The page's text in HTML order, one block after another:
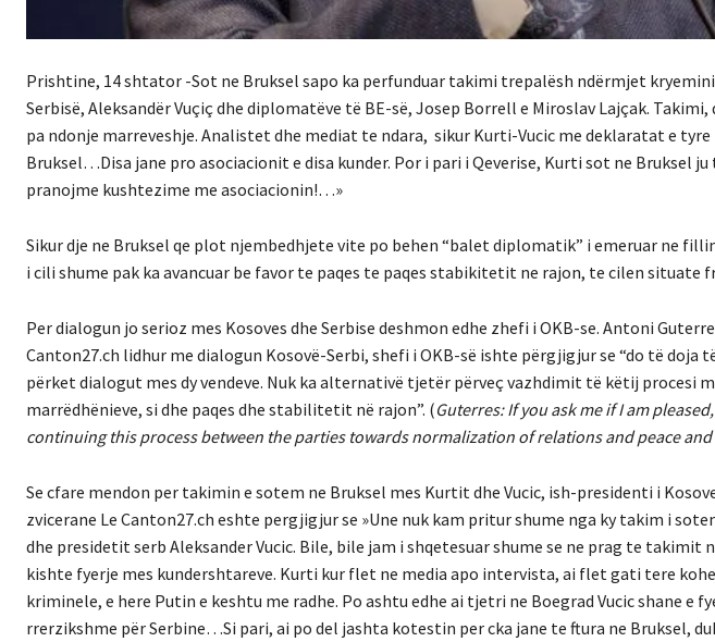
Prishtine, 14 shtator -Sot ne Bruksel sapo ka perfunduar takimi trepalësh ndërmjet
Serbisë, Aleksandër Vuçiç dhe diplomatëve të BE-së, Josep Borrell e Miroslav Lajçak.
pa ndonje marreveshje. Analistet dhe mediat te ndara, sikur Kurti-Vucic me deklaratat e
Bruksel…Disa jane pro asociacionit e disa kunder. Por i pari i Qeverise, Kurti sot ne Bruksel
pranojme kushtezime me asociacionin!…»
Sikur dje ne Bruksel qe plot njembedhjete vite po behen “balet diplomatik” i emeruar ne
i cili shume pak ka avancuar be favor te paqes te paqes stabikitetit ne rajon, te cilen situate
Per dialogun jo serioz mes Kosoves dhe Serbise deshmon edhe zhefi i OKB-se. Antoni
Canton27.ch lidhur me dialogun Kosovë-Serbi, shefi i OKB-së ishte përgjigjur se “do të doja
përket dialogut mes dy vendeve. Nuk ka alternativë tjetër përveç vazhdimit të këtij procesi
marrëdhënieve, si dhe paqes dhe stabilitetit në rajon”. (Guterres: If you ask me if I am
continuing this process between the parties towards normalization of relations and peace
Se cfare mendon per takimin e sotem ne Bruksel mes Kurtit dhe Vucic, ish-presidenti i
zvicerane Le Canton27.ch eshte pergjigjur se »Une nuk kam pritur shume nga ky takim i
dhe presidetit serb Aleksander Vucic. Bile, bile jam i shqetesuar shume se ne prag te takimit
kishte fyerje mes kundershtareve. Kurti kur flet ne media apo intervista, ai flet gati tere
kriminele, e here Putin e keshtu me radhe. Po ashtu edhe ai tjetri ne Boegrad Vucic shane e
rrerzikshme për Serbine…Si pari, ai po del jashta kotestin per cka jane te ftura ne Bruksel,